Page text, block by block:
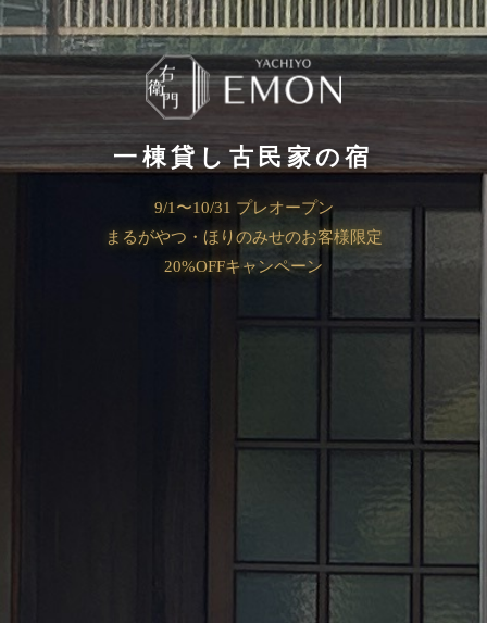
一棟貸し古民家の宿
9/1〜10/31 プレオープン
まるがやつ・ほりのみせのお客様限定
20%OFFキャンペーン